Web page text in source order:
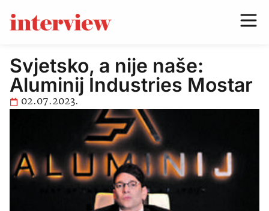
Svjetsko, a nije naše:
Aluminij Industries Mostar
02.07.2023.